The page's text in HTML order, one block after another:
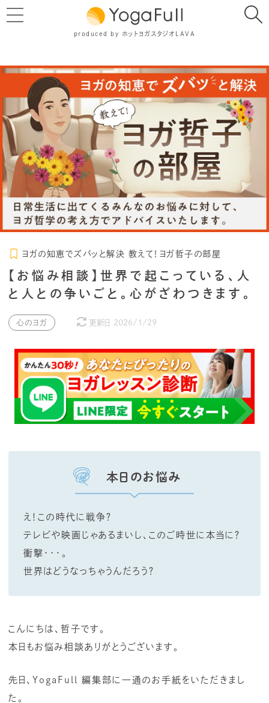
produced by ホットヨガスタジオLAVA
ヨガの知恵でズバッと解決 教えて！ヨガ哲子の部屋
【お悩み相談】世界で起こっている、人
と人との争いごと。心がざわつきます。
心のヨガ 更新日 2026/1/29
本日のお悩み
え！この時代に戦争？
テレビや映画じゃあるまいし、このご時世に本当に？
衝撃・・・。
世界はどうなっちゃうんだろう？
こんにちは、哲子です。
本日もお悩み相談ありがとうございます。
先日、YogaFull 編集部に一通のお手紙をいただきまし
た。